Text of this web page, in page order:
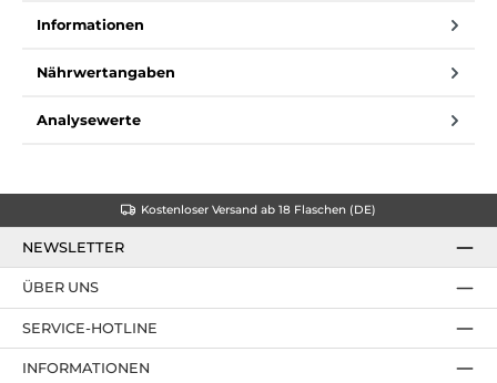
Informationen
Nährwertangaben
Analysewerte
Kostenloser Versand ab 18 Flaschen (DE)
NEWSLETTER
SERVICE-HOTLINE
ÜBER UNS
INFORMATIONEN